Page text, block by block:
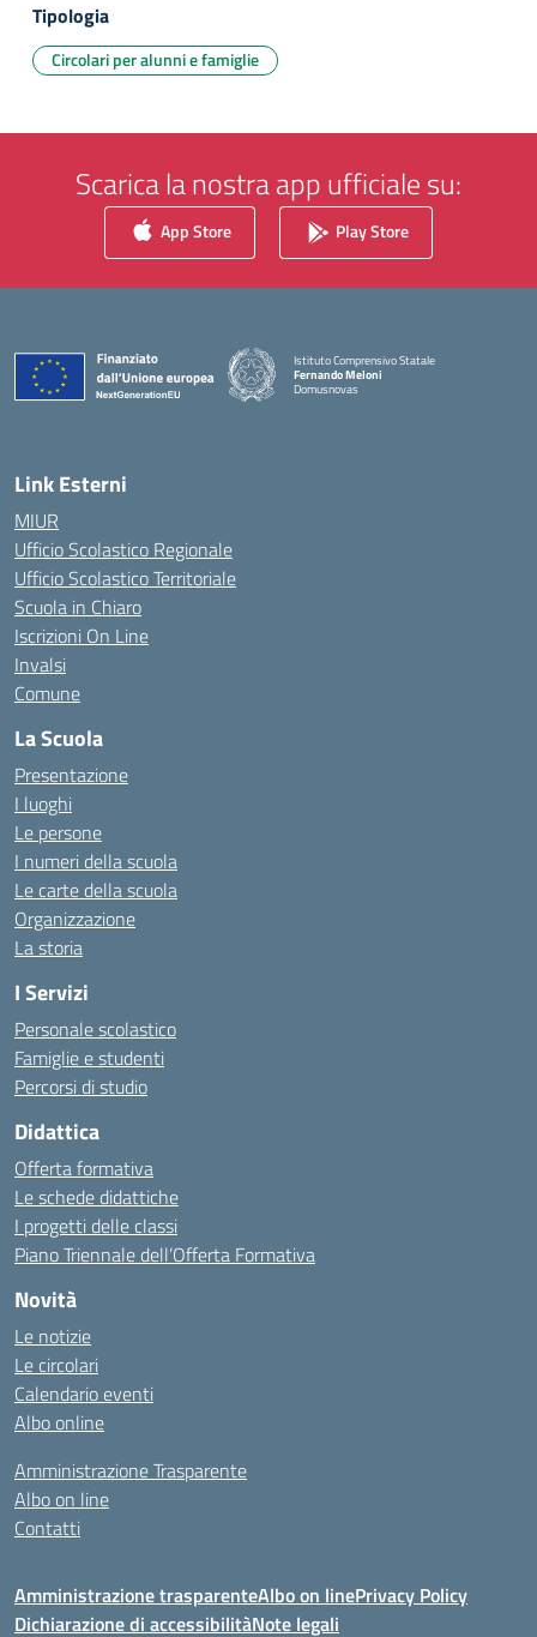
Tipologia
Circolari per alunni e famiglie
Scarica la nostra app ufficiale su:
App Store Play Store
Istituto Comprensivo Statale
Fernando Meloni
Domusnovas
Link Esterni
MIUR
Ufficio Scolastico Regionale
Ufficio Scolastico Territoriale
Scuola in Chiaro
Iscrizioni On Line
Invalsi
Comune
La Scuola
Presentazione
I luoghi
Le persone
I numeri della scuola
Le carte della scuola
Organizzazione
La storia
I Servizi
Personale scolastico
Famiglie e studenti
Percorsi di studio
Didattica
Offerta formativa
Le schede didattiche
I progetti delle classi
Piano Triennale dell’Offerta Formativa
Novità
Le notizie
Le circolari
Calendario eventi
Albo online
Amministrazione Trasparente
Albo on line
Contatti
Amministrazione trasparenteAlbo on linePrivacy Policy
Dichiarazione di accessibilitàNote legali